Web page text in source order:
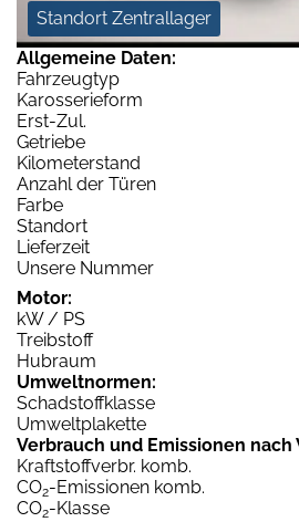
Standort Zentrallager
Allgemeine Daten:
Fahrzeugtyp
Karosserieform
Erst-Zul.
Getriebe
Kilometerstand
Anzahl der Türen
Farbe
Standort
Lieferzeit
Unsere Nummer
Motor:
kW / PS
Treibstoff
Hubraum
Umweltnormen:
Schadstoffklasse
Umweltplakette
Verbrauch und Emissionen nach
Kraftstoffverbr. komb.
CO2-Emissionen komb.
CO2-Klasse